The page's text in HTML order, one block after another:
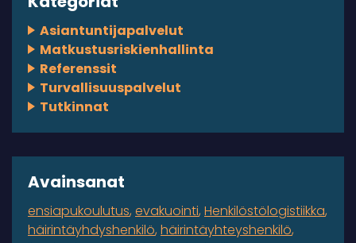
Asiantuntijapalvelut
Matkustusriskienhallinta
Referenssit
Turvallisuuspalvelut
Tutkinnat
Avainsanat
ensiapukoulutus evakuointi Henkilöstölogistiikka
häirintäyhdyshenkilö häirintäyhteyshenkilö